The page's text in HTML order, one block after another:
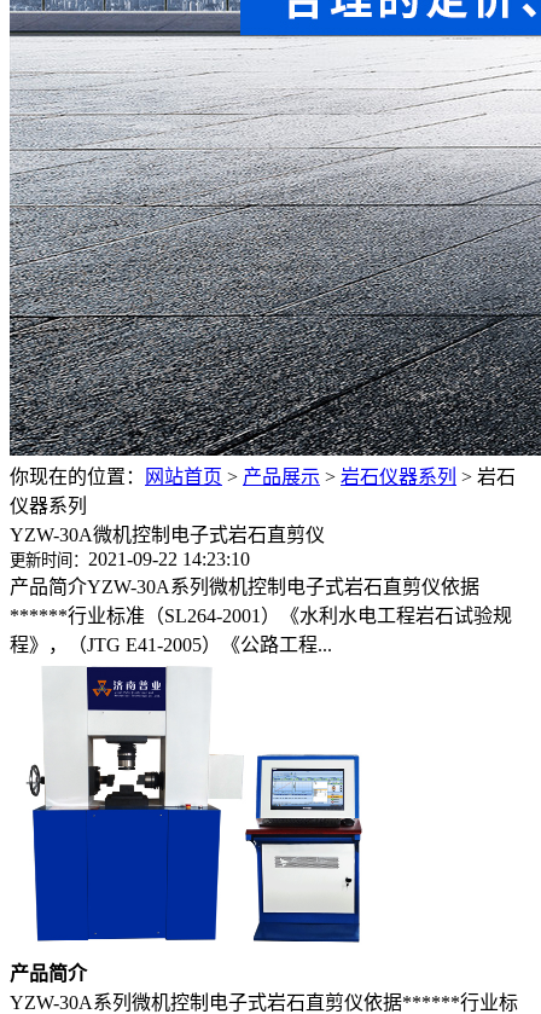
你现在的位置： 网站首页 > 产品展示 > 岩石仪器系列 > 岩石
仪器系列
YZW-30A微机控制电子式岩石直剪仪
更新时间： 2021-09-22 14:23:10
产品简介YZW-30A系列微机控制电子式岩石直剪仪依据
******行业标准（SL264-2001）《水利水电工程岩石试验规
程》，（JTG E41-2005）《公路工程...
产品简介
YZW-30A系列微机控制电子式岩石直剪仪依据******行业标